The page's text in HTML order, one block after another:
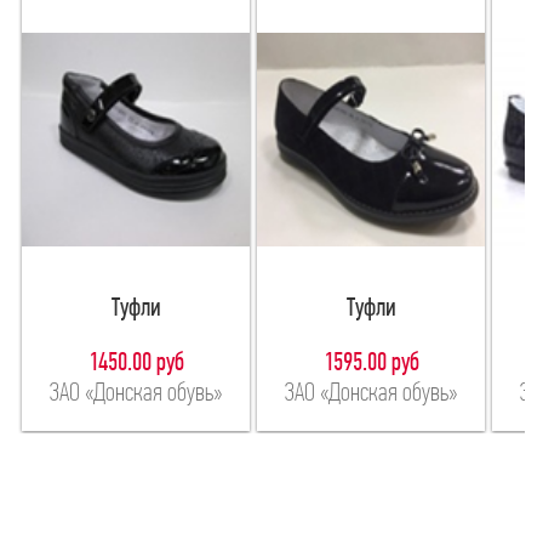
Туфли
1450.00 руб
ЗАО «Донская обувь»
Туфли
1595.00 руб
ЗАО «Донская обувь»